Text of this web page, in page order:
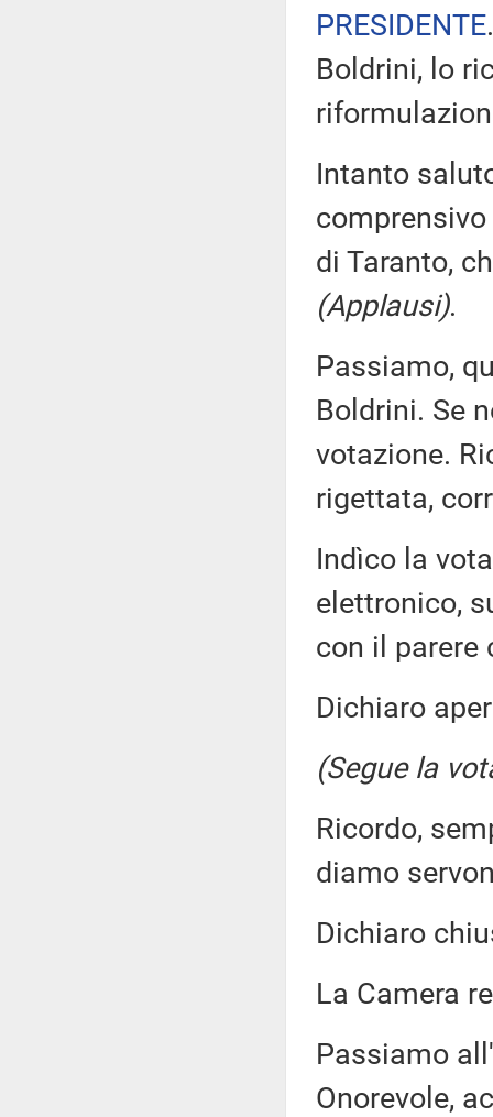
PRESIDENTE
Boldrini, lo
Intanto
comprensivo
di Taranto,
(Applausi).
Passiamo,
Boldrini. Se
votazione.
rigettata,
Indìco la
elettronico,
con il parere
Dichiaro
(Segue la
Ricordo,
diamo
Dichiaro
La Camera
Passiamo
Onorevole,